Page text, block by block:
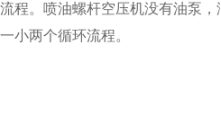
程。喷油螺杆空压机没有油泵
小两个循环流程。